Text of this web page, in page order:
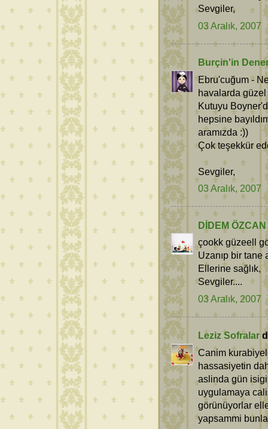
Sevgiler,
03 Aralık, 2007
Burçin'in
Ebru'cuğum -
havalarda
Kutuyu
hepsine
aramızda :))
Çok teşekkür
Sevgiler,
03 Aralık, 2007
DİDEM ÖZCAN
çookk güzeell
Uzanıp bir tane
Ellerine sağlık,
Sevgiler....
03 Aralık, 2007
Leziz Sofralar
Canim
hassasiyetin
aslinda gün
uygulamaya
görünüyorlar
yapsammi